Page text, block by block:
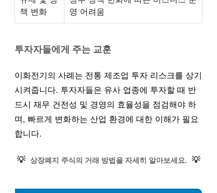
책 변화
영 어려움
투자자들에게 주는 교훈
이화전기의 사례는 전통 제조업 투자 리스크를 상기
시켜줍니다. 투자자들은 유사 업종에 투자할 때 반
드시 재무 건전성 및 경영의 효율성을 점검해야 하
며, 빠르게 변화하는 산업 환경에 대한 이해가 필요
합니다.
💡 상장폐지 주식의 거래 방법을 자세히 알아보세요. 💡